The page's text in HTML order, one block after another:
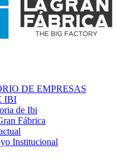
DE EMPRESAS
IBI
de Ibi
Fábrica
Institucional